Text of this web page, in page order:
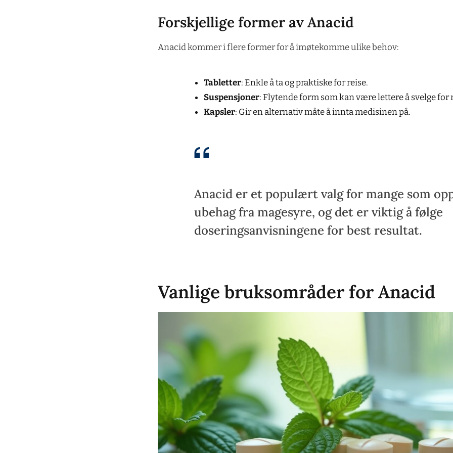
Forskjellige former av Anacid
Anacid kommer i flere former for å imøtekomme ulike behov:
Tabletter: Enkle å ta og praktiske for reise.
Suspensjoner: Flytende form som kan være lettere å svelge for
Kapsler: Gir en alternativ måte å innta medisinen på.
Anacid er et populært valg for mange som
ubehag fra magesyre, og det er viktig å følge
doseringsanvisningene for best resultat.
Vanlige bruksområder for Anacid